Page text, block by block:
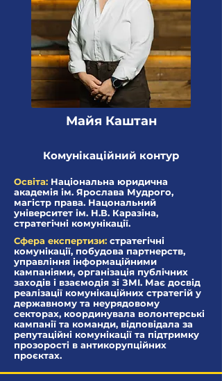
Майя Каштан
Комунікаційний контур
Освіта: Національна юридична
академія ім. Ярослава Мудрого,
магістр права. Нацональний
університет ім. Н.В. Каразіна,
стратегічні комунікації.
Сфера експертизи: стратегічні
комунікації, побудова партнерств,
управління інформаційними
кампаніями, організація публічних
заходів і взаємодія зі ЗМІ. Має досвід
реалізації комунікаційних стратегій у
державному та неурядовому
секторах, координувала волонтерські
кампанії та команди, відповідала за
репутаційні комунікації та підтримку
прозорості в антикорупційних
проєктах.